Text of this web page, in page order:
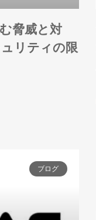
脅威と対
リティの限
ブログ